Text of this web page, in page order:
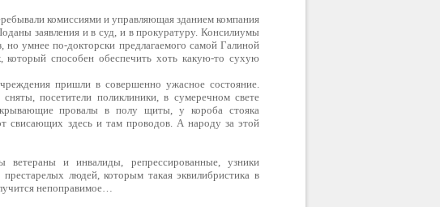
комиссиями и управляющая зданием компания
заявления и в суд, и в прокуратуру. Консилиумы
но умнее по-докторски предлагаемого самой Галиной
который способен обеспечить хоть какую-то сухую
пришли в совершенно ужасное состояние.
посетители поликлиники, в сумеречном свете
провалы в полу щиты, у короба стояка
свисающих здесь и там проводов. А народу за этой
и инвалиды, репрессированные, узники
людей, которым такая эквилибристика в
непоправимое…